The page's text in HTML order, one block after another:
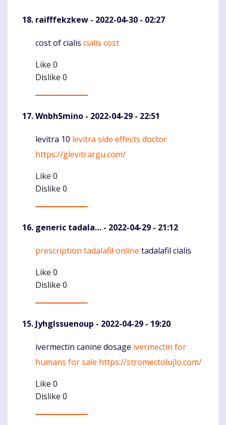
raifffekzkew - 2022-04-30 - 02:27
Komentaras
cost of cialis cialis cost
Like 0
Dislike 0
WnbhSmino - 2022-04-29 - 22:51
Komentaras
levitra 10 levitra side effects doctor
https://glevitrargu.com/
Like 0
Dislike 0
generic tadala… - 2022-04-29 - 21:12
Komentaras
prescription tadalafil online tadalafil cialis
Like 0
Dislike 0
JyhgIssuenoup - 2022-04-29 - 19:20
Komentaras
ivermectin canine dosage ivermectin for
humans for sale https://stromectolujlo.com/
Like 0
Dislike 0